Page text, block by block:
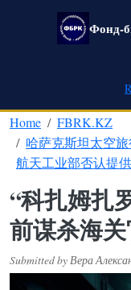
Skip to main content
Фонд-
Home
FBRK.KZ
哈萨克斯坦太空
航天工业部否认提
“科扎姆扎
前谋杀海
Submitted byВера